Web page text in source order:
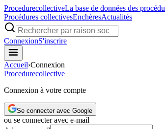
ProcedurecollectiveLa base de données des
Procédures collectivesEnchèresActualités
ConnexionS'inscrire
Accueil›Connexion
Procedurecollective
Connexion à votre compte
Se connecter avec Google
ou se connecter avec e-mail